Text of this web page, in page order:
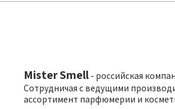
Mister Smell - российская
Сотрудничая с ведущими
ассортимент парфюмерии и